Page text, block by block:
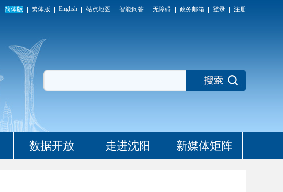
简体版 繁体版 English 站点地图 智能问答 无障碍 政务邮箱 登录 注册
数据开放 走进沈阳 新媒体矩阵